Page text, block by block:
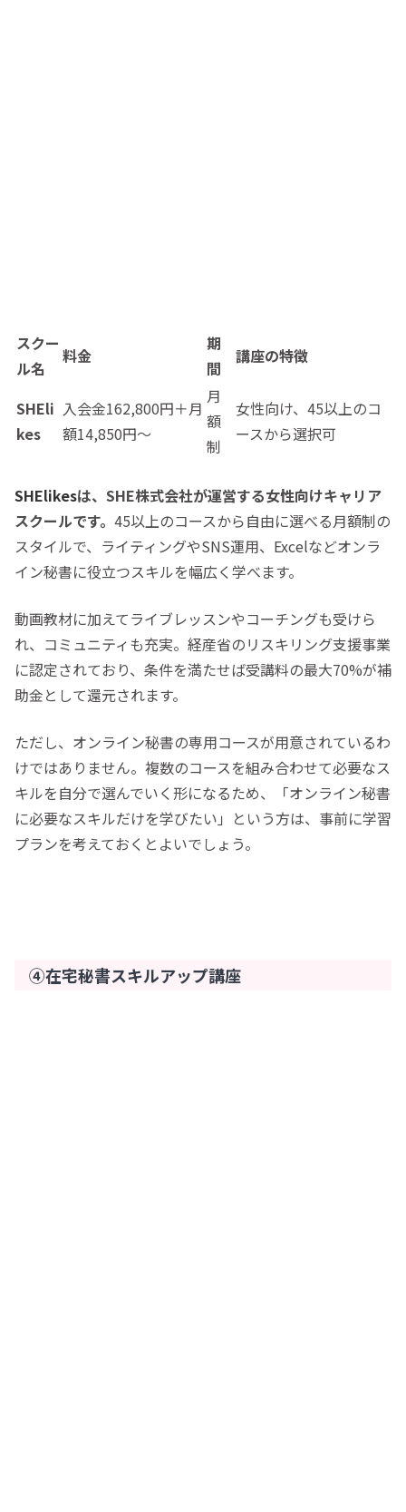
スクー
ル名
料金
期
間
講座の特徴
SHEli
kes
入会金162,800円＋月
額14,850円〜
月
額
制
女性向け、45以上のコ
ースから選択可
SHElikesは、SHE株式会社が運営する女性向けキャリア
スクールです。 45以上のコースから自由に選べる月額制の
スタイルで、ライティングやSNS運用、Excelなどオンラ
イン秘書に役立つスキルを幅広く学べます。
動画教材に加えてライブレッスンやコーチングも受けら
れ、コミュニティも充実。経産省のリスキリング支援事業
に認定されており、条件を満たせば受講料の最大70%が補
助金として還元されます。
ただし、 オンライン秘書の専用コースが用意されているわ
けではありません。複数のコースを組み合わせて必要なス
キルを自分で選んでいく形になるため、「オンライン秘書
に必要なスキルだけを学びたい」という方は、事前に学習
プランを考えておくとよいでしょう。
④在宅秘書スキルアップ講座